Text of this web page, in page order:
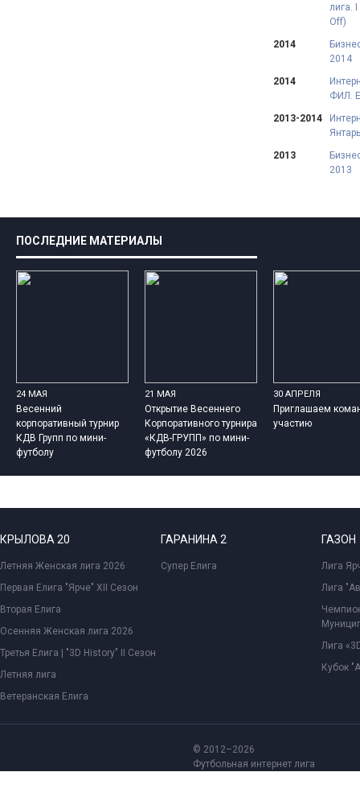
лига.
Off)
2014
2014
2014
ФИЛ.
2013-2014
2013
2013
ПОСЛЕДНИЕ МАТЕРИАЛЫ
24 МАЯ
Весенний
корпоративный турнир
КДВ Групп по мини-
футболу
21 МАЯ
Открытие Весеннего
Корпоративного турнира
«КДВ-ГРУПП» по мини-
футболу 2026
30 АПРЕЛЯ
Приглашаем
участию
КРЫЛОВА 20
Летняя Женская лига 2026
Первая Елига "Ярче" XII Сезон
Вторая Елига
Осенняя Женская лига 2026
Третья Елига | "3D History" II Сезон
Летняя лига
Ветеранская Елига
ГАРАНИНА 2
Супер Елига
ГАЗОН
Лига
Лига
Лига
Кубок
© 2012–2026
Футбольная интернет лига